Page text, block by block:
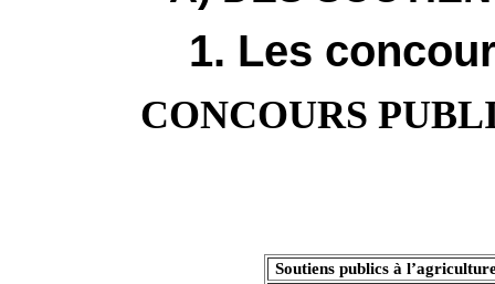
1. Les
CONCOURS
Soutiens publics à